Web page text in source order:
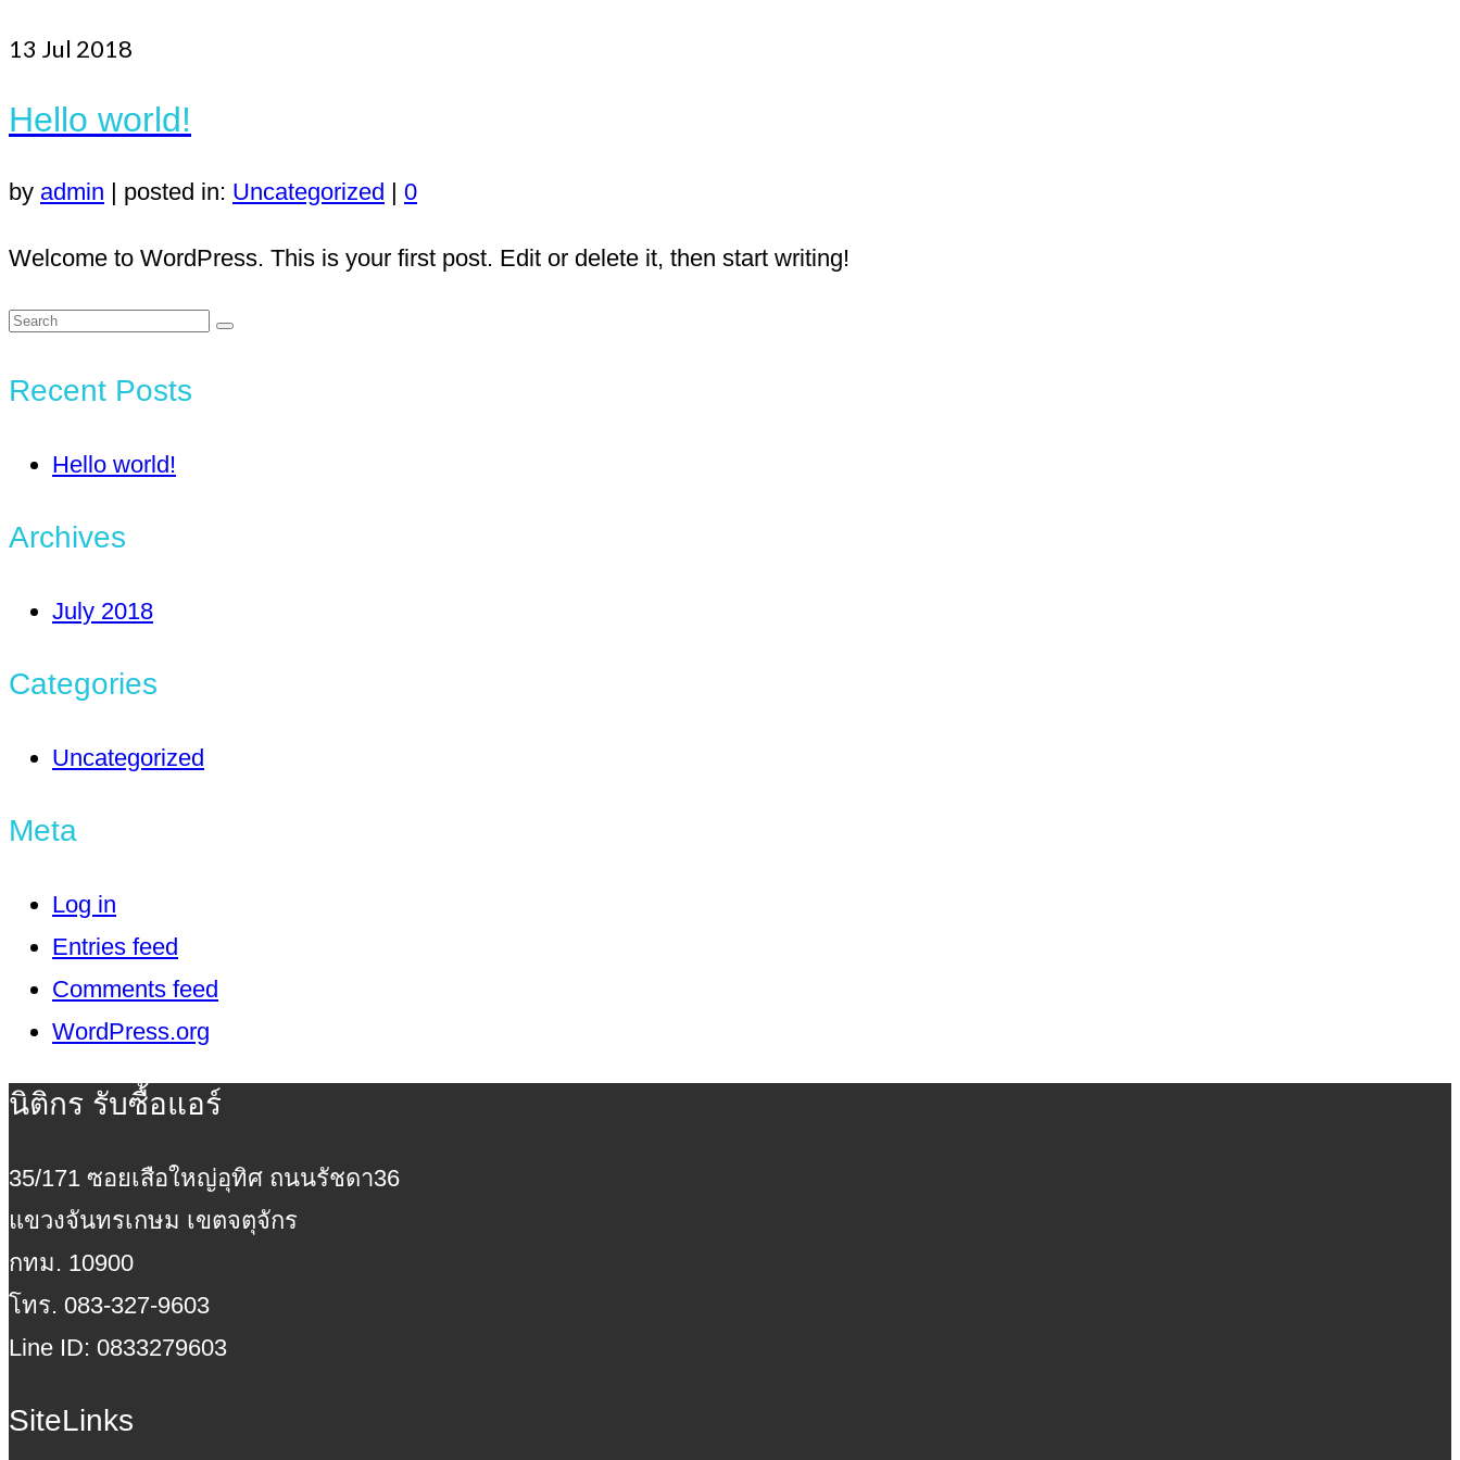
13 Jul 2018
Hello world!
by admin | posted in: Uncategorized | 0
Welcome to WordPress. This is your first post. Edit or delete it, then start writing!
Search
Recent Posts
Hello world!
Archives
July 2018
Categories
Uncategorized
Meta
Log in
Entries feed
Comments feed
WordPress.org
นิติกร รับซื้อแอร์
35/171 ซอยเสือใหญ่อุทิศ ถนนรัชดา36
แขวงจันทรเกษม เขตจตุจักร
กทม. 10900
โทร. 083-327-9603
Line ID: 0833279603
SiteLinks